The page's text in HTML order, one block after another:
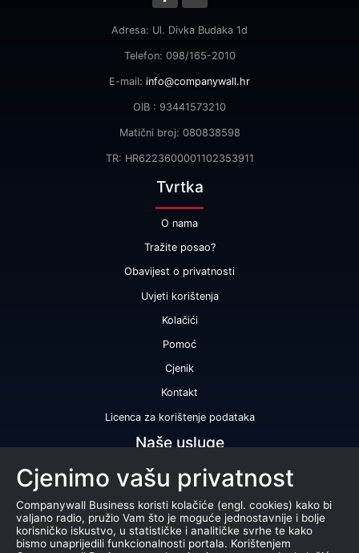
Adresa: Ul. Divka Budaka 1d
Telefon: 098/165-2010
E-mail: info@companywall.hr
OIB : 93441573210
Matični broj: 080838598
TR: HR6223600001102353911
Tvrtka
O nama
Tražite posao?
Obavijest o privatnosti
Uvjeti korištenja
Kolačići
Pomoć
Cjenik
Kontakt
Licenca za korištenje podataka
Naše usluge
Bonitetna ocjena
Bonitetno izvješće
Certifikat bonitetne izvrsnosti
Cjenimo vašu privatnost
Companywall Business koristi kolačiće (engl. cookies) kako bi
valjano radio, pružio Vam što je moguće jednostavnije i bolje
korisničko iskustvo, u statističke i analitičke svrhe te kako
bismo unaprijedili funkcionalnosti portala. Korištenjem